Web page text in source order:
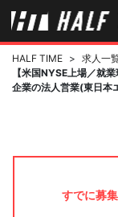
HALF TIME > 求人一
【米国NYSE上場／就
企業の法人営業(東日本
すでに募